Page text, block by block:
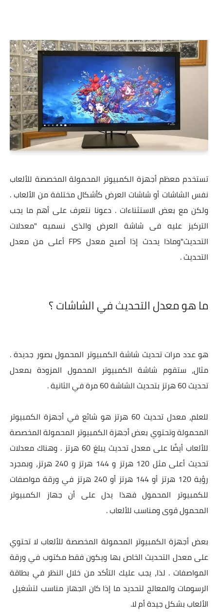
تستخدم معظم أجهزة الكمبيوتر المحمولة المخصصة للألعاب
نفس الشاشات أو شاشات العرض كأشكال مختلفة من الألعاب .
ولكن مع بعض الاستثناءات . دعونا نتعرف على أهم ما يجب
التركيز عليه فى شاشة العرض والذى نسميه "معدلات
التحديث"وماذا يحدث إذا أصبح معدل FPS أعلى من معدل
التحديث .
ما هو معدل التحديث في الشاشات ؟
هو عدد مرات تحديث شاشة الكمبيوتر المحمول بصور جديدة .
مثال، ستقوم شاشة الكمبيوتر المحمول المزودة بمعدل
تحديث 60 هرتز بتحديث الشاشة 60 مرة في الثانية .
للعلم، معدل تحديث 60 هرتز هو شائع في أجهزة الكمبيوتر
المحمولة وتحتوي بعض أجهزة الكمبيوتر المحمولة المخصصة
للألعاب أيضًا على معدل تحديث يبلغ 60 هرتز . وهناك معدلات
تحديث أعلى مثل 120 هرتز و 144 هرتز و 240 هرتز، وبمجرد
رؤية 120 هرتز أو 144 هرتز أو 240 هرتز في ورقة مواصفات
للكمبيوتر المحمول فهذا يدل على أن جهاز الكمبيوتر
المحمول قوى ومناسب للألعاب .
بعض أجهزة الكمبيوتر المحمولة المخصصة للألعاب لا تحتوي
على معدل التحديث الخاص بها ويكون فقط مكتوب في ورقة
المواصفات . لذا، يجب عليك التأكد من خلال النظر في بطاقة
الرسومات والمعالج لتحديد ما إذا كان الجهاز مناسب لتشغيل
الألعاب بشكل جيدة أم لا.